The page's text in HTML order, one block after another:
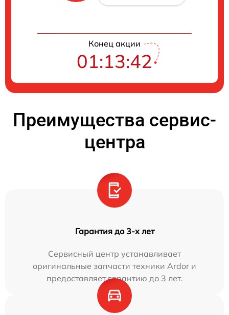
Конец акции
01:13:42
Преимущества сервис-
центра
Гарантия до 3-х лет
Сервисный центр устанавливает
оригинальные запчасти техники Ardor и
предоставляет гарантию до 3 лет.